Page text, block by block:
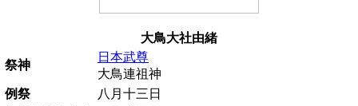
大鳥大社由緒
祭神
日本武尊
大鳥連祖神
例祭
八月十三日